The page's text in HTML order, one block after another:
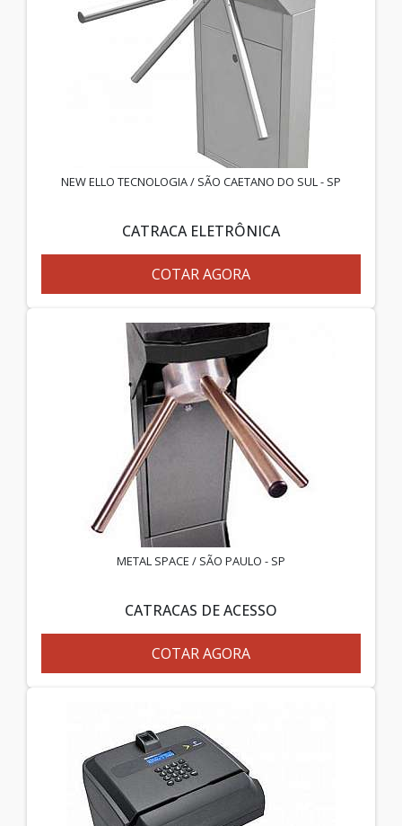
NEW ELLO TECNOLOGIA / SÃO CAETANO DO SUL - SP
CATRACA ELETRÔNICA
COTAR AGORA
METAL SPACE / SÃO PAULO - SP
CATRACAS DE ACESSO
COTAR AGORA